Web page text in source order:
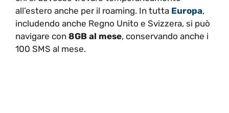
all’estero anche per il roaming. In tutta Europa,
includendo anche Regno Unito e Svizzera, si può
navigare con 8GB al mese, conservando anche i
100 SMS al mese.